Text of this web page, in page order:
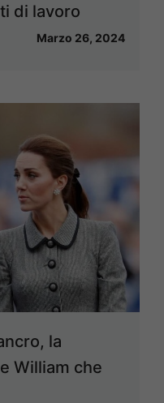
di lavoro
Marzo 26, 2024
la
William che